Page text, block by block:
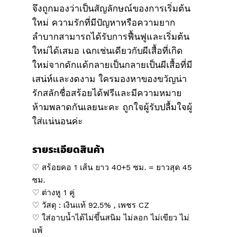
จึงถูกมองว่าเป็นสัญลักษณ์ของการเริ่มต้น
ใหม่ ความรักที่มีปัญหาหรือความยาก
ลำบากสามารถได้รับการฟื้นฟูและเริ่มต้น
ใหม่ได้เสมอ เฉกเช่นเดียวกับผีเสื้อที่เกิด
ใหม่จากดักแด้กลายเป็นกลายเป็นผีเสื้อที่มี
เสน่ห์และงดงาม ใครมองหาของขวัญน่า
รักสลักชื่อสร้อยได้ฟรีและมีความหมาย
ห้ามพลาดกันเลยนะคะ ถูกใจผู้รับปลื้มใจผู้
ใส่แน่นอนค่ะ
รายระเอียดสินค้า
♡ สร้อยคอ 1 เส้น ยาว 40+5 ซม. = ยาวสุด 45
ซม.
♡ ต่างหู 1 คู่
♡ วัสดุ : เงินแท้ 92.5% , เพชร CZ
♡ ใส่อาบน้ำได้ไม่ขึ้นสนิม ไม่ลอก ไม่เขียว ไม่
แพ้